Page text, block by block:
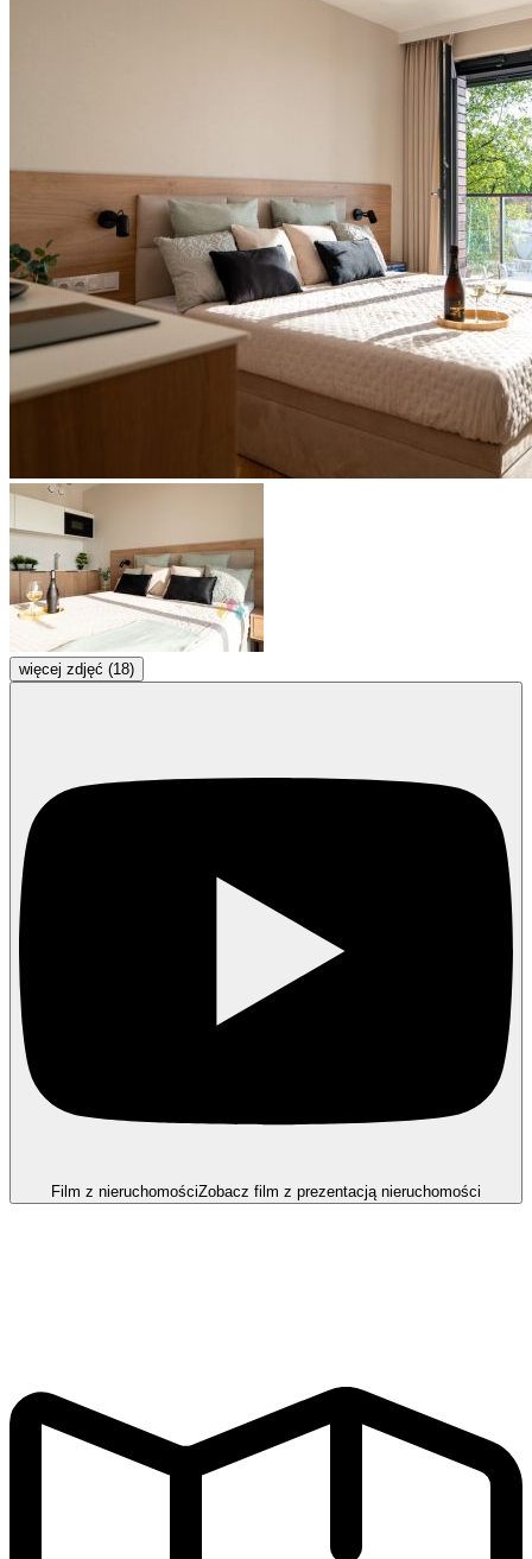
więcej zdjęć (18)
Film z nieruchomościZobacz film z prezentacją nieruchomości